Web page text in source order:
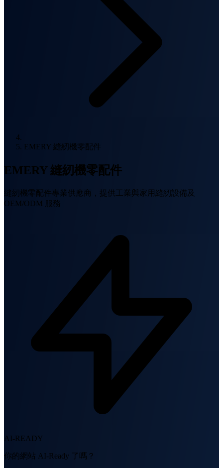
EMERY 縫紉機零配件
EMERY 縫紉機零配件
縫紉機零配件專業供應商，提供工業與家用縫紉設備及
OEM/ODM 服務
AI-READY
你的網站 AI-Ready 了嗎？